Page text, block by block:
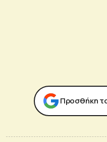
Προσθήκη